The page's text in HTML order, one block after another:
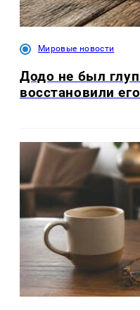
Мировые новости
Додо не был
восстановили